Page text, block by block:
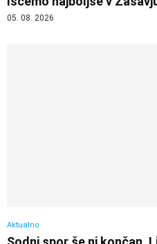
05. 08. 2026
Aktualno